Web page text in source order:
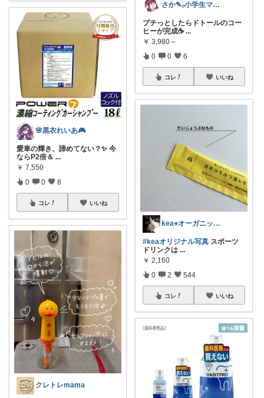
🌸黒衣れいあ🎮
愛車の輝き、諦めてない？✨ 今
ならP2倍＆ ...
￥ 7,550
0 0 8
コレ いいね
クレトレmama
さか‎✎𓂂小学生ママを救う便利グッズ
プチっとしたらドトールのコー
ヒーが完成☕️ ...
￥ 3,980～
0 0 6
コレ いいね
kea⭐︎オーガニックアイテム
#keaオリジナル写真 スポーツ
ドリンクは ...
￥ 2,160
0 2 544
コレ いいね